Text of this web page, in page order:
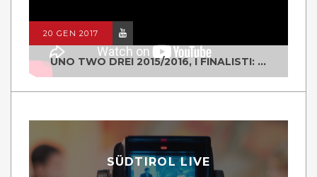
20 GEN 2017
UNO TWO DREI 2015/2016, I FINALISTI: CLASSE IV ALS ISTITUTO "DEGASPERI" BORGO VALSUGANA
SÜDTIROL LIVE